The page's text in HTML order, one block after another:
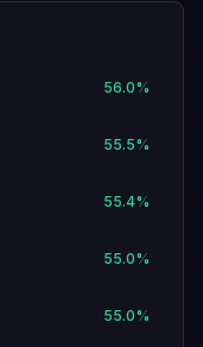
56.0%
55.5%
55.4%
55.0%
55.0%